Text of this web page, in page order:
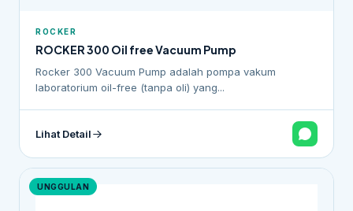
ROCKER
ROCKER 300 Oil free Vacuum Pump
Rocker 300 Vacuum Pump adalah pompa vakum
laboratorium oil-free (tanpa oli) yang...
Lihat Detail
UNGGULAN